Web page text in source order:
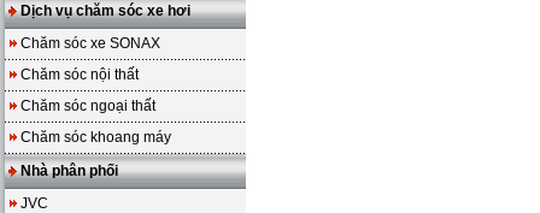
Dịch vụ chăm sóc xe hơi
Chăm sóc xe SONAX
Chăm sóc nội thất
Chăm sóc ngoại thất
Chăm sóc khoang máy
Nhà phân phối
JVC